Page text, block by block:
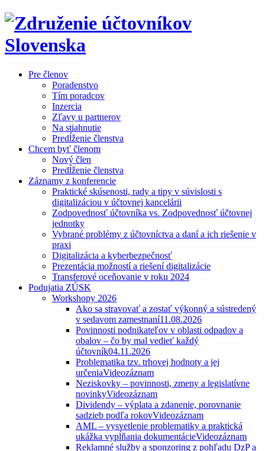
Pre členov
Poradenstvo
Tím poradcov
Inzercia
Zľavy u partnerov
Na stiahnutie
Predĺženie členstva
Chcem byť členom
Nový člen
Predĺženie členstva
Záznamy z konferencie
Praktické skúsenosti, rady a tipy v súvislosti s
digitalizáciou v účtovnej kancelárii
Zodpovednosť účtovníka vs. Zodpovednosť účtovnej
jednotky
Vybrané problémy z účtovníctva a daní a ich riešenie v
praxi
Digitalizácia a kyberbezpečnosť
Prezentácia možností a riešení digitalizácie
Transferové oceňovanie v roku 2024
Podujatia ZÚSK
Workshopy 2026
Ako sa stravovať a zostať výkonný a sústredený
v sedavom zamestnaní11.08.2026
Povinnosti podnikateľov v oblasti odpadov a
obalov – čo by mal vedieť každý
účtovník04.11.2026
Problematika tzv. trhovej hodnoty a jej
určeniaVideozáznam
Neziskovky – povinnosti, zmeny a legislatívne
novinkyVideozáznam
Dividendy – výplata a zdanenie, porovnanie
sadzieb podľa rokovVideozáznam
AML – vysvetlenie problematiky a praktická
ukážka vypĺňania dokumentácieVideozáznam
Reklamné služby a sponzoring z pohľadu DzP a